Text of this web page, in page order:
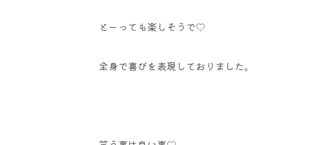
とーっても楽しそうで♡
全身で喜びを表現しておりました。